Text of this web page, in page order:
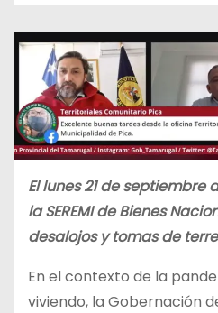
El lunes 21 de septiembre
la SEREMI de Bienes
desalojos y tomas de
En el contexto de la
viviendo, la Gobernación